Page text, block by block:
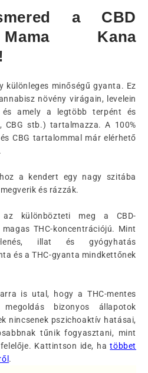
a CBD
Kana
különleges minőségű gyanta. Ez
növény virágain, levelein
amely a legtöbb terpént és
CBG stb.) tartalmazza. A 100%
CBG tartalommal már elérhető
a kendert egy nagy szitába
és rázzák.
különbözteti meg a CBD-
THC-koncentrációjú. Mint
illat és gyógyhatás
és a THC-gyanta mindkettőnek
is utal, hogy a THC-mentes
bizonyos állapotok
nincsenek pszichoaktív hatásai,
tűnik fogyasztani, mint
Kattintson ide, hatöbbet
.